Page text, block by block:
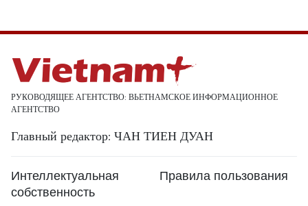
РУКОВОДЯЩЕЕ АГЕНТСТВО: ВЬЕТНАМСКОЕ ИНФОРМАЦИОННОЕ
АГЕНТСТВО
Главный редактор: ЧАН ТИЕН ДУАН
Интеллектуальная
собственность
Правила пользования